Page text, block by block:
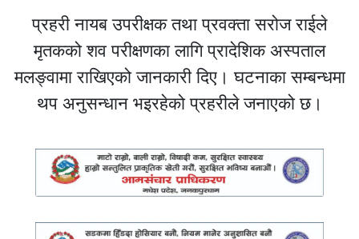
प्रहरी नायब उपरीक्षक तथा प्रवक्ता सरोज राईले
मृतकको शव परीक्षणका लागि प्रादेशिक अस्पताल
मलङ्वामा राखिएको जानकारी दिए। घटनाका सम्बन्धमा
थप अनुसन्धान भइरहेको प्रहरीले जनाएको छ।